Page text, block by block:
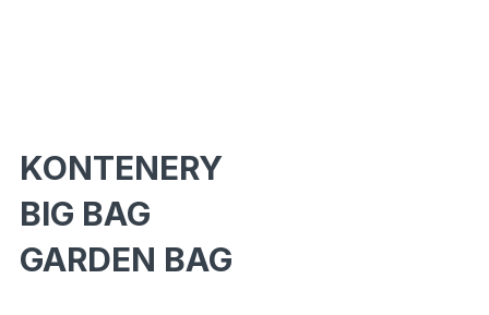
KONTENERY
BIG BAG
GARDEN BAG